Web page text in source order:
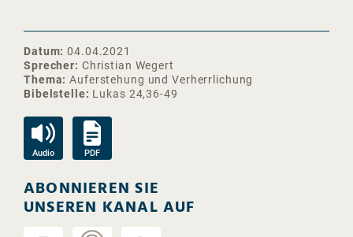
Datum 04.04.2021
Sprecher
Christian Wegert
Thema
Auferstehung und Verherrlichung
Bibelstelle
Lukas 24,36-49
Audio PDF
ABONNIEREN SIE
UNSEREN KANAL AUF